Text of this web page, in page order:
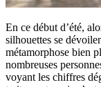
En ce début d’été,
silhouettes se
métamorphose bien
nombreuses
voyant les chiffres